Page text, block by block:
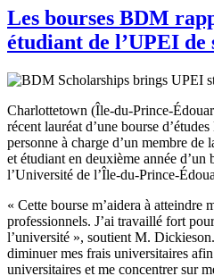
Les bourses BDM
étudiant de l’UPEI de
Charlottetown (Île-du-Prince-
récent lauréat d’une bourse
personne à charge d’un membre
et étudiant en deuxième année d’un
l’Université de l’Île-du-Prince-
« Cette bourse m’aidera à atteindre
professionnels. J’ai travaillé fort
l’université », soutient M.
diminuer mes frais universitaires
universitaires et me concentrer sur